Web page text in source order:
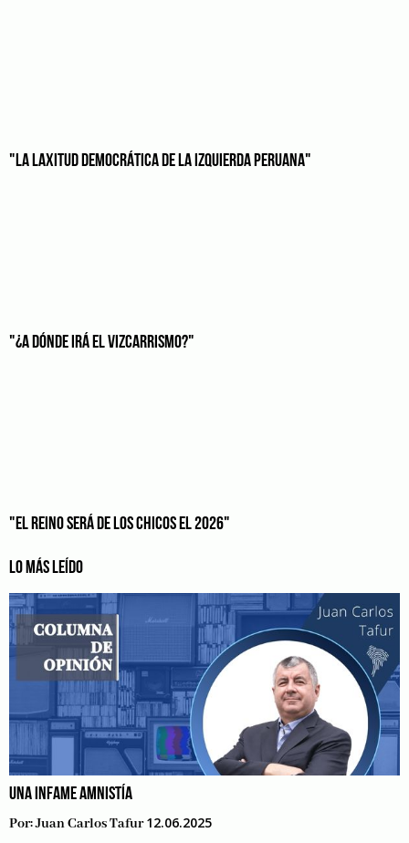
"LA LAXITUD DEMOCRÁTICA DE LA IZQUIERDA PERUANA"
"¿A DÓNDE IRÁ EL VIZCARRISMO?"
"EL REINO SERÁ DE LOS CHICOS EL 2026"
LO MÁS LEÍDO
UNA INFAME AMNISTÍA
Por:Juan Carlos Tafur 12.06.2025